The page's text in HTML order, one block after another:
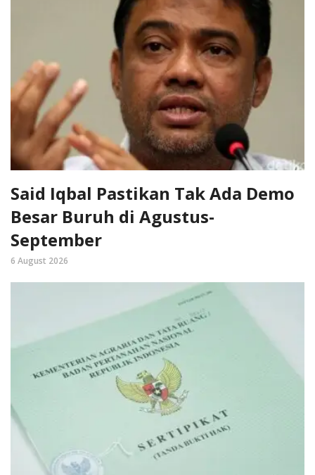
Said Iqbal Pastikan Tak Ada Demo
Besar Buruh di Agustus-
September
6 August 2026